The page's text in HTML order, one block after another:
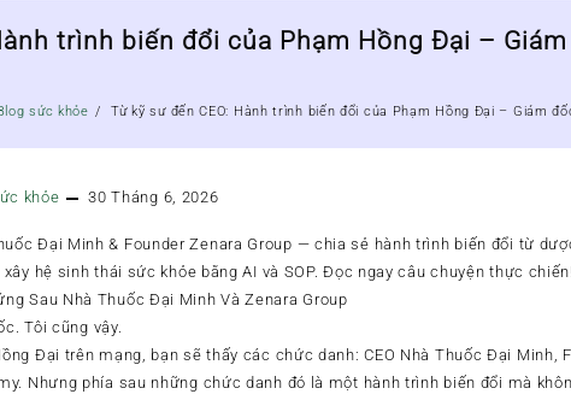
trình biến đổi của Phạm Hồng Đại –
sức khỏe Từ kỹ sư đến CEO: Hành trình biến đổi của Phạm Hồng Đại – Giám
khỏe 30 Tháng 6, 2026
Đại Minh & Founder Zenara Group — chia sẻ hành trình biến đổi từ
hệ sinh thái sức khỏe bằng AI và SOP. Đọc ngay câu chuyện thực chiến!
Sau Nhà Thuốc Đại Minh Và Zenara Group
Tôi cũng vậy.
Đại trên mạng, bạn sẽ thấy các chức danh: CEO Nhà Thuốc Đại Minh,
Nhưng phía sau những chức danh đó là một hành trình biến đổi mà